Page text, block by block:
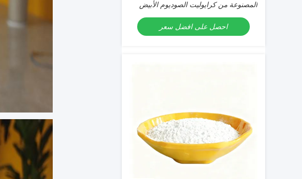
المصنوعة من كرايوليت الصوديوم الأبيض
النقي للإنتاج الصناعي
احصل على افضل سعر